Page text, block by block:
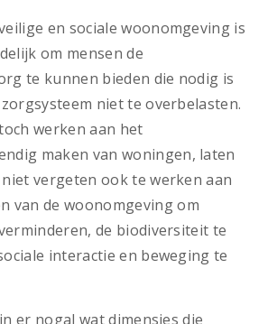
en sociale woonomgeving is
om mensen de
te kunnen bieden die nodig is
niet te overbelasten.
werken aan het
maken van woningen, laten
vergeten ook te werken aan
van de woonomgeving om
de biodiversiteit te
interactie en beweging te
er nogal wat dimensies die